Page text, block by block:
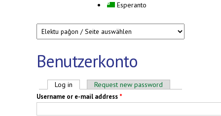
Esperanto
Benutzerkonto
Primary tabs
Log in (active tab)Request new password
Username or e-mail address *